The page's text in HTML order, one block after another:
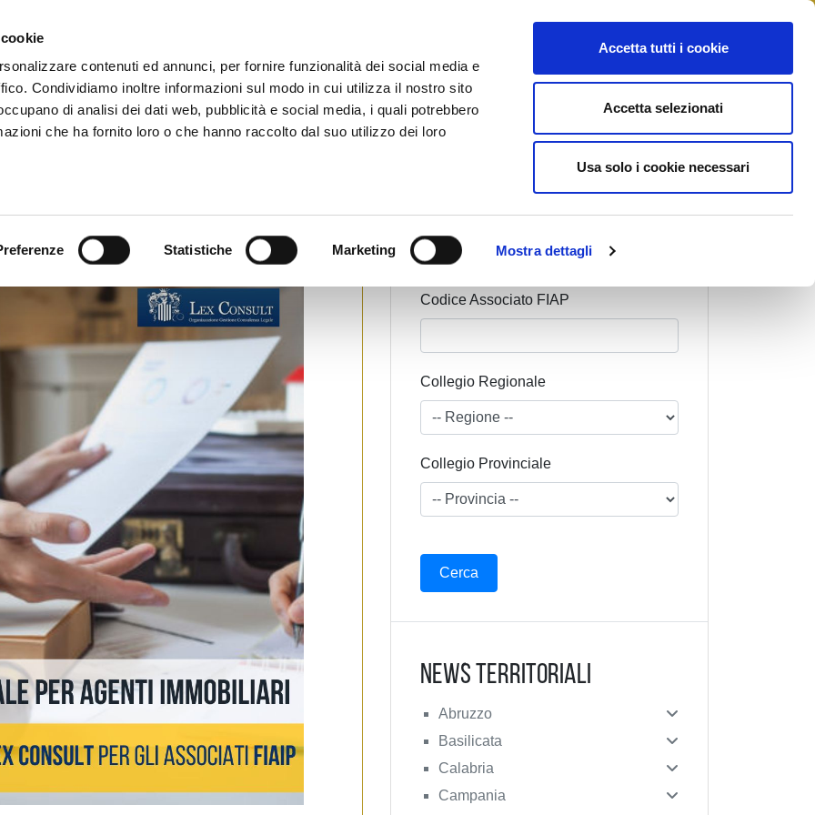
contenuti ed annunci, per fornire funzionalità dei social media e
Condividiamo inoltre informazioni sul modo in cui utilizza il nostro sito
di analisi dei dati web, pubblicità e social media, i quali potrebbero
che ha fornito loro o che hanno raccolto dal suo utilizzo dei loro
Statistiche Marketing Mostra dettagli
Accetta tutti i cookie
Accetta selezionati
Usa solo i cookie necessari
Immobiliari Professionali
Cognome Associato
Nome Associato
Codice Associato FIAP
Collegio Regionale
Collegio Provinciale
News Territoriali
Abruzzo
Basilicata
Calabria
Campania